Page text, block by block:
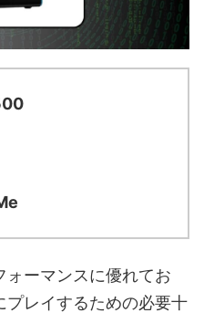
ォーマンスに優れてお
プレイするための必要十